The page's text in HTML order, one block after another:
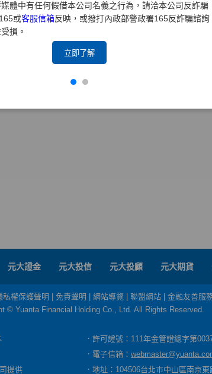
體中有任何假借本公司名義之行為，請洽本公司反詐騙
或客服信箱反映，或撥打內政部警政署165反詐騙諮詢
損。
立即了解
元大證金 元大投信 元大投顧 元大期貨
私權保護聲明 免責聲明 網站導覽 聯盟網站
金融友善服
© Yuanta Financial Holding Co., Ltd. All Rights Reserved.
．許可證號：111年金管證總字第
．電子信箱：
提供
．地址：104506台北市中山區南京